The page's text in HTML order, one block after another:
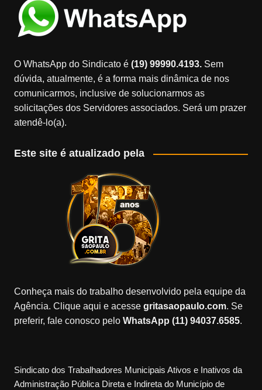
O WhatsApp do Sindicato é(19) 99990.4193.Sem
dúvida, atualmente, é a forma mais dinâmica de nos
comunicarmos, inclusive de solucionarmos as
solicitações dos Servidores associados. Será um prazer
atendê-lo(a).
Este site é atualizado pela
Conheça mais do trabalho desenvolvido pela equipe da
Agência. Clique aqui e acesse gritasaopaulo.com. Se
preferir, fale conosco peloWhatsApp (11) 94037.6585.
Sindicato dos Trabalhadores Municipais Ativos e Inativos da
Administração Pública Direta e Indireta do Município de